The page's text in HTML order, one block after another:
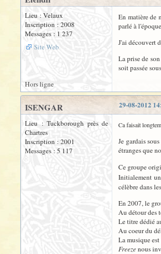
Lieu : Velaux
Inscription : 2008
Messages : 1 237
Site Web
En matière de
parlé à
J'ai découvert
La prise de
soit passée
Hors ligne
29-08-2012
ISENGAR
Lieu : Tuckborough près de
Chartres
Inscription : 2001
Messages : 5 117
Ca faisait
Je gardais
étranges que
Ce groupe
Initialement
célèbre dans
En 2007, le
Au détour des
Le titre dédié
Au coeur du
La musique
Freezenous